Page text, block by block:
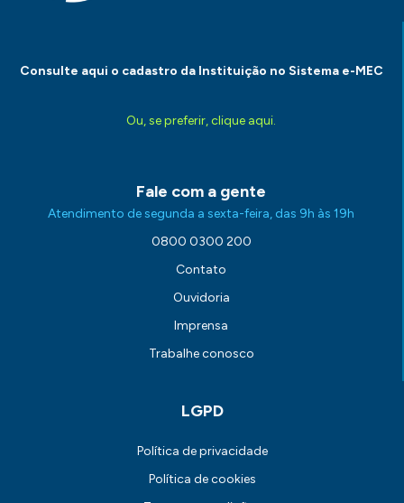
Consulte aqui o cadastro da Instituição no Sistema e-MEC
Ou, se preferir, clique aqui.
Fale com a gente
Atendimento de segunda a sexta-feira, das 9h às 19h
0800 0300 200
Contato
Ouvidoria
Imprensa
Trabalhe conosco
LGPD
Política de privacidade
Política de cookies